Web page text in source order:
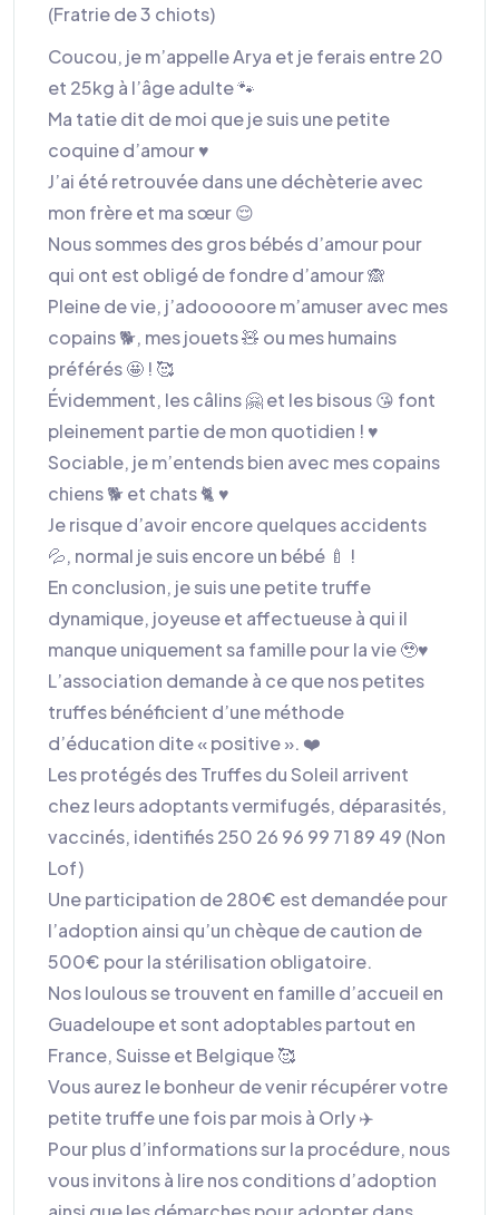
(Fratrie de 3 chiots)
Coucou, je m’appelle Arya et je ferais entre 20
et 25kg à l’âge adulte 🐾
Ma tatie dit de moi que je suis une petite
coquine d’amour ♥️
J’ai été retrouvée dans une déchèterie avec
mon frère et ma sœur 😌
Nous sommes des gros bébés d’amour pour
qui ont est obligé de fondre d’amour 🙈
Pleine de vie, j’adooooore m’amuser avec mes
copains 🐕, mes jouets 🧸 ou mes humains
préférés 🤩 ! 🥰
Évidemment, les câlins 🤗 et les bisous 😘 font
pleinement partie de mon quotidien ! ♥️
Sociable, je m’entends bien avec mes copains
chiens 🐕 et chats 🐈 ♥️
Je risque d’avoir encore quelques accidents
💦, normal je suis encore un bébé 🍼 !
En conclusion, je suis une petite truffe
dynamique, joyeuse et affectueuse à qui il
manque uniquement sa famille pour la vie 🥹♥️
L’association demande à ce que nos petites
truffes bénéficient d’une méthode
d’éducation dite « positive ». ❤️
Les protégés des Truffes du Soleil arrivent
chez leurs adoptants vermifugés, déparasités,
vaccinés, identifiés 250 26 96 99 71 89 49 (Non
Lof)
Une participation de 280€ est demandée pour
l’adoption ainsi qu’un chèque de caution de
500€ pour la stérilisation obligatoire.
Nos loulous se trouvent en famille d’accueil en
Guadeloupe et sont adoptables partout en
France, Suisse et Belgique 🥰
Vous aurez le bonheur de venir récupérer votre
petite truffe une fois par mois à Orly ✈️
Pour plus d’informations sur la procédure, nous
vous invitons à lire nos conditions d’adoption